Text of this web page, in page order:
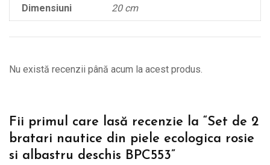
Dimensiuni 20 cm
Nu există recenzii până acum la acest produs.
Fii primul care lasă recenzie la “Set de 2
bratari nautice din piele ecologica rosie
si albastru deschis BPC553”